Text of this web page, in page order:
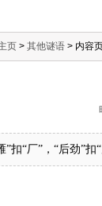
页 > 其他谜语 > 内容
扣“厂”，“后劲”扣“